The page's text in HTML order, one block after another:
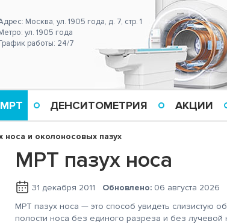
Москва, ул. 1905 года, д. 7, стр. 1
ул. 1905 года
работы: 24/7
ДЕНСИТОМЕТРИЯ АКЦИИ
носа и околоносовых пазух
МРТ пазух носа
31 декабря 2011 Обновлено: 06 августа 2026
МРТ пазух носа — это способ увидеть слизистую
полости носа без единого разреза и без лучевой